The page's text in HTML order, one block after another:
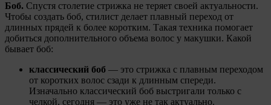
Боб. Спустя столетие стрижка не теряет своей актуальности.
Чтобы создать боб, стилист делает плавный переход от
длинных прядей к более коротким. Такая техника помогает
добиться дополнительного объема волос у макушки. Какой
бывает боб:
классический боб — это стрижка с плавным переходом
от коротких волос сзади к длинным спереди.
Изначально классический боб выстригали только с
челкой, сегодня — это уже не так актуально.